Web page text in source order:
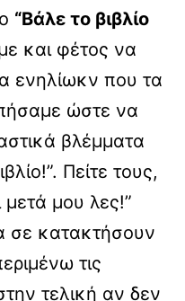
“Βάλε το βιβλίο
και φέτος να
ενηλίωκν που τα
ώστε να
βλέμματα
Πείτε τους,
μου λες!”
σε κατακτήσουν
τις
τελική αν δεν